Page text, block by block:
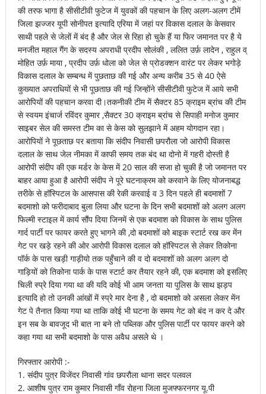
की तरफ भागा है सीसीटीवी फुटेज में युवकों की पहचान के लिए अलग-अलग टीमें
जिला झज्जर यूपी सोनीपत इत्यादि एरिया में जहां पर विकास दलाल के केसवार
साथी पहले से जेलों में बंद है और जेल से रिहा हो चुके हैं या फिर जमानत पर है ये
मनजीत महाल गैंग के सदस्य अपराधी प्रदीप सोलंकी , ललित उर्फ़ लादेन , राहुल व्
मोहित उर्फ़ माया , प्रदीप उर्फ़ धोला को जेल से प्रोडक्शन वारंट पर लेकर भगोड़े
विकास दलाल के सम्बन्ध में पुछताछ की गई और अन्य करीब 35 से 40 ऐसे
कुख्यात अपराधियों से भी पूछताछ की गई जिन्होंने सीसीटीवी फुटेज में आये सभी
आरोपियों की पहचान करवा दी।तकनीकी टीम में सैक्टर 85 क्राइम ब्रांच की टीम
से स्वयम इंचार्ज रविंदर कुमार ,सैक्टर 30 क्राइम ब्रांच से सिपाही मनोज कुमार
साइबर सेल की समस्त टीम का से केस को सुलझाने में अहम योगदान रहा।
आरोपियों ने पूछताछ पर बताया कि संदीप निवासी छपरौला जो आरोपी विकास
दलाल के साथ जेल नीमका में काफी समय तक बंद था दोनो में गहरी दोस्ती है
आरोपी संदीप की एक मर्डर के केस में 20 साल की सजा हो चुकी है जो जमानत पर
बाहर आया हुआ है आरोपी संदीप ने पूरे घटनाक्रम को करवाने के लिए योजनाबद्ध
तरीके से हॉस्पिटल के आसपास की रेकी करवाई व 3 दिन पहले ही बदमाशों 7
बदमाशो को फरीदाबाद बुला लिया और घटना के दिन सभी बदमाशों को अलग अलग
फिल्मी स्टाइल में कार्य सौंप दिया जिनमें से एक बदमाश को विकास के साथ पुलिस
गार्द पार्टी पर फायर करते हुए भागने की ,दो बदमाशों को बाइक स्टार्ट रख कर मेंन
गेट पर खड़े रहने की ओर आरोपी विकास दलाल को हॉस्पिटल से लेकर तिकोना
पॉर्क के पास खड़ी गाड़ीयो तक पहुँचाने की व दो बदमाशों को अलग अलग दो
गाड़ियों को तिकोना पार्क के पास स्टार्ट कर तैयार रहने की, एक बदमाश को इसलिए
चिली स्प्रे दिया गया था की यदि कोई भी आम जनता या पुलिस के साथ झड़प
इत्यादि हो तो उनकी आंखों में स्प्रे मार देना है , दो बदमाशो को असला लेकर मेंन
गेट पे तैनात किया गया था ताकि कोई भी घटना के समय गेट को बंद न कर दे और
इन सब के बावजूद भी बात ना बने तो पब्लिक और पुलिस पार्टी पर फायर करने को
कहा गया था सभी बदमाशो के पास अवैध असले थे ।
गिरफ्तार आरोपी :-
1. संदीप पुत्र विजेंदर निवासी गांव छपरौला थाना सदर पलवल
2. आशीष पुत्र राम कुमार निवासी गाँव रोहना जिला मुजफ्फरनगर यू.पी